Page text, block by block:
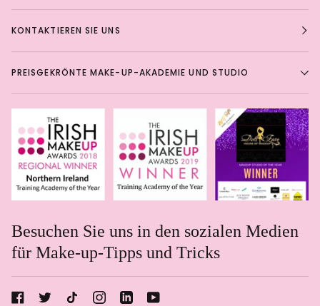
KONTAKTIEREN SIE UNS
PREISGEKRÖNTE MAKE-UP-AKADEMIE UND STUDIO
Besuchen Sie uns in den sozialen Medien
für Make-up-Tipps und Tricks